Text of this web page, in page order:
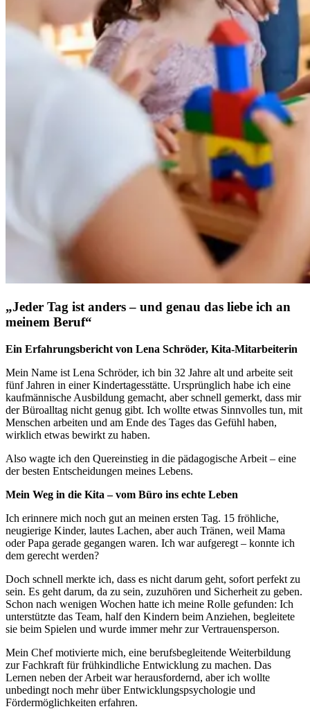
„Jeder Tag ist anders – und genau das liebe ich an
meinem Beruf“
Ein Erfahrungsbericht von Lena Schröder, Kita-Mitarbeiterin
Mein Name ist Lena Schröder, ich bin 32 Jahre alt und arbeite seit
fünf Jahren in einer Kindertagesstätte. Ursprünglich habe ich eine
kaufmännische Ausbildung gemacht, aber schnell gemerkt, dass mir
der Büroalltag nicht genug gibt. Ich wollte etwas Sinnvolles tun, mit
Menschen arbeiten und am Ende des Tages das Gefühl haben,
wirklich etwas bewirkt zu haben.
Also wagte ich den Quereinstieg in die pädagogische Arbeit – eine
der besten Entscheidungen meines Lebens.
Mein Weg in die Kita – vom Büro ins echte Leben
Ich erinnere mich noch gut an meinen ersten Tag. 15 fröhliche,
neugierige Kinder, lautes Lachen, aber auch Tränen, weil Mama
oder Papa gerade gegangen waren. Ich war aufgeregt – konnte ich
dem gerecht werden?
Doch schnell merkte ich, dass es nicht darum geht, sofort perfekt zu
sein. Es geht darum, da zu sein, zuzuhören und Sicherheit zu geben.
Schon nach wenigen Wochen hatte ich meine Rolle gefunden: Ich
unterstützte das Team, half den Kindern beim Anziehen, begleitete
sie beim Spielen und wurde immer mehr zur Vertrauensperson.
Mein Chef motivierte mich, eine berufsbegleitende Weiterbildung
zur Fachkraft für frühkindliche Entwicklung zu machen. Das
Lernen neben der Arbeit war herausfordernd, aber ich wollte
unbedingt noch mehr über Entwicklungspsychologie und
Fördermöglichkeiten erfahren.